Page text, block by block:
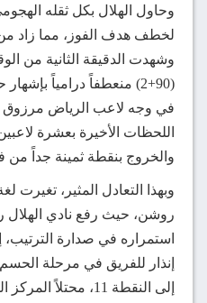
وحاول الهلال بكل ثقله
لخطف هدف الفوز، مما زاد
وشهدت الدقيقة الثانية من
(90+2) منعطفاً درامياً
في وجه لاعب الرياض مرزوق
اللحظات الأخيرة بعشرة
والخروج بنقطة ثمينة جداً من
وبهذا التعادل المثير، تغيرت
استمراره في صدارة الترتيب،
إنذار للفريق في مرحلة
إلى النقطة 11،